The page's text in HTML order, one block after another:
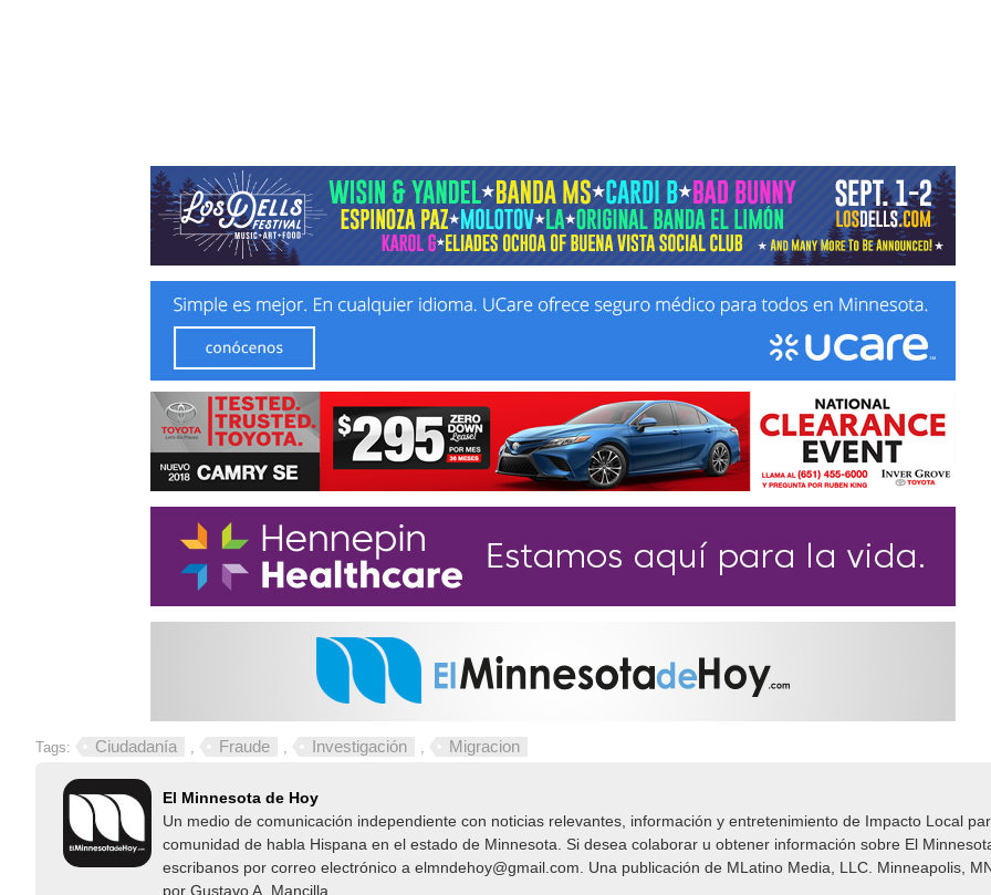
Tags: Ciudadanía Fraude Investigación Migracion
El Minnesota de Hoy
Un medio de comunicación independiente con noticias relevantes, información y entretenimiento de Impacto Local​​
comunidad de habla Hispana en el estado de Minnesota. Si desea colaborar u obtener información sobre El
escribanos por correo electrónico a elmndehoy@gmail.com. Una publicación de MLatino Media, LLC. Minneapolis,
por Gustavo A. Mancilla.